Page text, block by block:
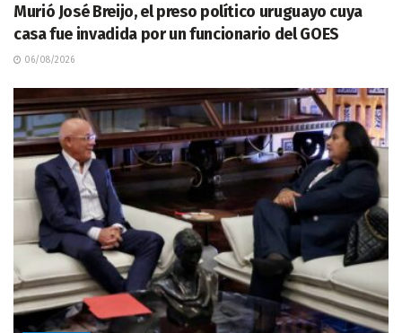
Murió José Breijo, el preso político uruguayo cuya
casa fue invadida por un funcionario del GOES
06/08/2026